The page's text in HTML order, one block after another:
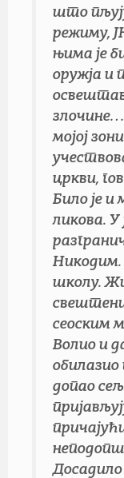
што
режиму,
њима је
оружја и
мојој
цркви,
Било je и
ликова. У
школу.
сеоским
Волио и
обилазио
допао